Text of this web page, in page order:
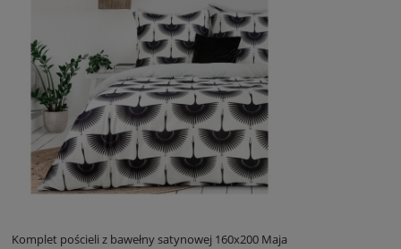
Komplet pościeli z bawełny satynowej 160x200 Maja